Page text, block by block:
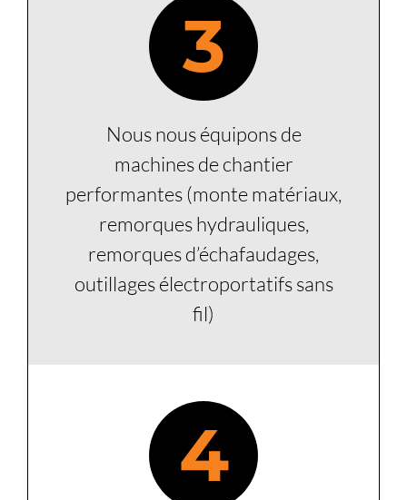
3
Nous nous équipons de
machines de chantier
performantes (monte matériaux,
remorques hydrauliques,
remorques d’échafaudages,
outillages électroportatifs sans
fil)
4